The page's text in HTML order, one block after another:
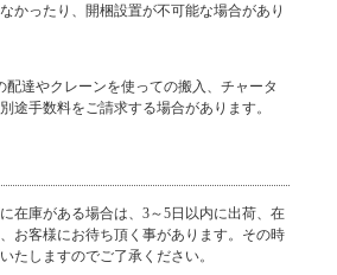
かったり、開梱設置が不可能な場合があり
配達やクレーンを使っての搬入、チャータ
途手数料をご請求する場合があります。
在庫がある場合は、3～5日以内に出荷、在
お客様にお待ち頂く事があります。その時
たしますのでご了承ください。